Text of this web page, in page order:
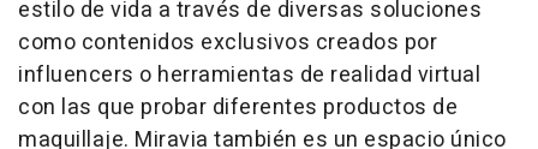
estilo de vida a través de diversas soluciones
como contenidos exclusivos creados por
influencers o herramientas de realidad virtual
con las que probar diferentes productos de
maquillaje. Miravia también es un espacio único